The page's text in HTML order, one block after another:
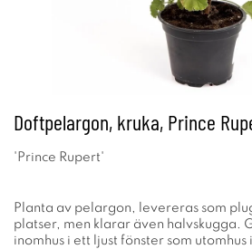
Doftpelargon, kruka, Prince
'Prince Rupert'
Planta av pelargon, levereras som
platser, men klarar även halvskugga.
inomhus i ett ljust fönster som utomhus